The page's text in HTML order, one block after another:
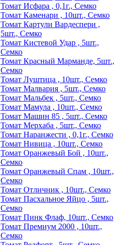
Томат Исфара , 0,1г., Семко
Томат Каменари , 10шт., Семко
Томат Картули Вардеспери ,
5шт., Семко
Томат Кистевой Удар , 5шт.,
Семко
Томат Красный Марманде, 5шт.,
Семко
Томат Луштица , 10шт., Семко
Томат Малвария , 5шт., Семко
Томат Мальбек , 5шт., Семко
Томат Мамула , 10шт., Семко
Томат Машин 85 , 5шт., Семко
Томат Мерхаба , 5шт., Семко
Томат Наранжести , 0,1г., Семко
Томат Нивица , 10шт., Семко
Томат Оранжевый Бой , 10шт.,
Семко
Томат Оранжевый Спам , 10шт.,
Семко
Томат Отличник , 10шт., Семко
Томат Пасхальное Яйцо , 5шт.,
Семко
Томат Пинк Флаф, 10шт., Семко
Томат Премиум 2000 , 10шт.,
Семко